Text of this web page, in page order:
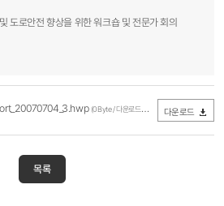
도로안전 향상을 위한 워크숍 및 전문가 회의
(0Byte / 다운로드 258회) 다운로드
목록